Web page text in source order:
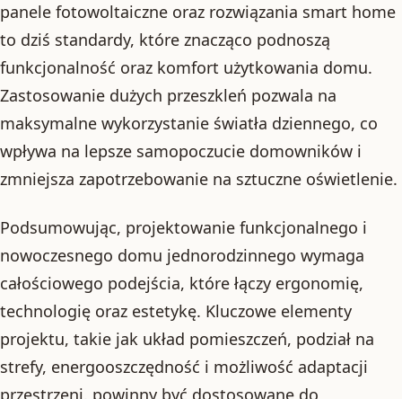
panele fotowoltaiczne oraz rozwiązania smart home
to dziś standardy, które znacząco podnoszą
funkcjonalność oraz komfort użytkowania domu.
Zastosowanie dużych przeszkleń pozwala na
maksymalne wykorzystanie światła dziennego, co
wpływa na lepsze samopoczucie domowników i
zmniejsza zapotrzebowanie na sztuczne oświetlenie.
Podsumowując, projektowanie funkcjonalnego i
nowoczesnego domu jednorodzinnego wymaga
całościowego podejścia, które łączy ergonomię,
technologię oraz estetykę. Kluczowe elementy
projektu, takie jak układ pomieszczeń, podział na
strefy, energooszczędność i możliwość adaptacji
przestrzeni, powinny być dostosowane do